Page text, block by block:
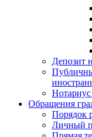
Депозит
Обращения
Порядок
Личный